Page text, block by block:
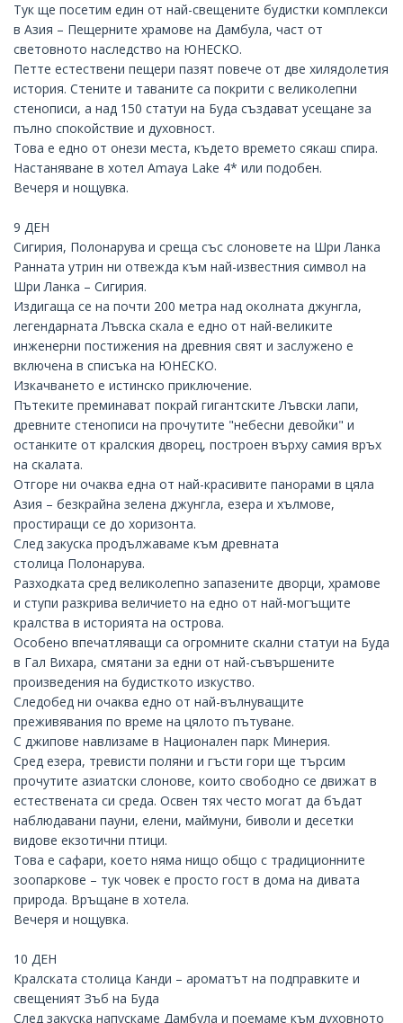
Тук ще посетим един от най-свещените будистки комплекси
в Азия – Пещерните храмове на Дамбула, част от
световното наследство на ЮНЕСКО.
Петте естествени пещери пазят повече от две хилядолетия
история. Стените и таваните са покрити с великолепни
стенописи, а над 150 статуи на Буда създават усещане за
пълно спокойствие и духовност.
Това е едно от онези места, където времето сякаш спира.
Настаняване в хотел Amaya Lake 4* или подобен.
Вечеря и нощувка.
9 ДЕН
Сигирия, Полонарува и среща със слоновете на Шри Ланка
Ранната утрин ни отвежда към най-известния символ на
Шри Ланка – Сигирия.
Издигаща се на почти 200 метра над околната джунгла,
легендарната Лъвска скала е едно от най-великите
инженерни постижения на древния свят и заслужено е
включена в списъка на ЮНЕСКО.
Изкачването е истинско приключение.
Пътеките преминават покрай гигантските Лъвски лапи,
древните стенописи на прочутите "небесни девойки" и
останките от кралския дворец, построен върху самия връх
на скалата.
Отгоре ни очаква една от най-красивите панорами в цяла
Азия – безкрайна зелена джунгла, езера и хълмове,
простиращи се до хоризонта.
След закуска продължаваме към древната
столица Полонарува.
Разходката сред великолепно запазените дворци, храмове
и ступи разкрива величието на едно от най-могъщите
кралства в историята на острова.
Особено впечатляващи са огромните скални статуи на Буда
в Гал Вихара, смятани за едни от най-съвършените
произведения на будисткото изкуство.
Следобед ни очаква едно от най-вълнуващите
преживявания по време на цялото пътуване.
С джипове навлизаме в Национален парк Минерия.
Сред езера, тревисти поляни и гъсти гори ще търсим
прочутите азиатски слонове, които свободно се движат в
естествената си среда. Освен тях често могат да бъдат
наблюдавани пауни, елени, маймуни, биволи и десетки
видове екзотични птици.
Това е сафари, което няма нищо общо с традиционните
зоопаркове – тук човек е просто гост в дома на дивата
природа. Връщане в хотела.
Вечеря и нощувка.
10 ДЕН
Кралската столица Канди – ароматът на подправките и
свещеният Зъб на Буда
След закуска напускаме Дамбула и поемаме към духовното